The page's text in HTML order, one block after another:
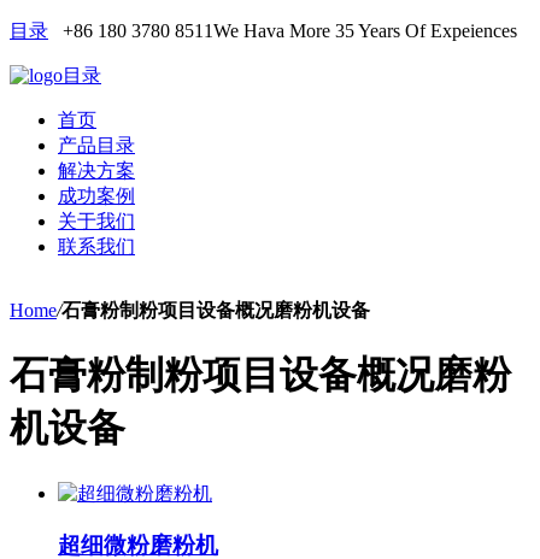
目录 +86 180 3780 8511We Hava More 35 Years Of Expeiences
目录
首页
产品目录
解决方案
成功案例
关于我们
联系我们
Home/石膏粉制粉项目设备概况磨粉机设备
石膏粉制粉项目设备概况磨粉
机设备
超细微粉磨粉机